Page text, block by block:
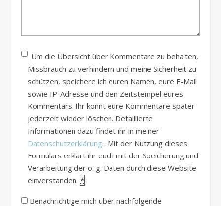
_Um die Übersicht über Kommentare zu behalten,
Missbrauch zu verhindern und meine Sicherheit zu
schützen, speichere ich euren Namen, eure E-Mail
sowie IP-Adresse und den Zeitstempel eures
Kommentars. Ihr könnt eure Kommentare später
jederzeit wieder löschen. Detaillierte
Informationen dazu findet ihr in meiner
Datenschutzerklärung . Mit der Nutzung dieses
Formulars erklärt ihr euch mit der Speicherung und
Verarbeitung der o. g. Daten durch diese Website
einverstanden. *
Benachrichtige mich über nachfolgende